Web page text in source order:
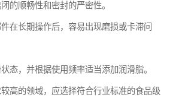
的顺畅性和密封的严密性。
在长期操作后，容易出现磨损或卡滞问
态，并根据使用频率适当添加润滑脂。
高的领域，应选择符合行业标准的食品级